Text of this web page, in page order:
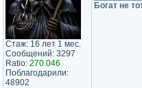
Стаж: 16 лет 1 мес.
Сообщений: 3297
Ratio: 270.046
Поблагодарили:
48902
Богат не